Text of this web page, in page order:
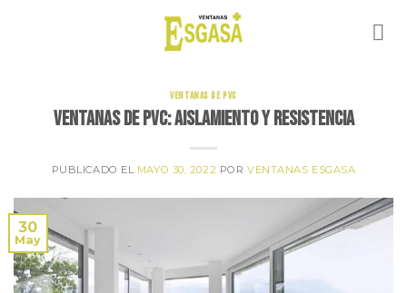
VENTANAS DE PVC
Ventanas de PVC: aislamiento y resistencia
PUBLICADO EL MAYO 30, 2022 POR VENTANAS ESGASA
30
May